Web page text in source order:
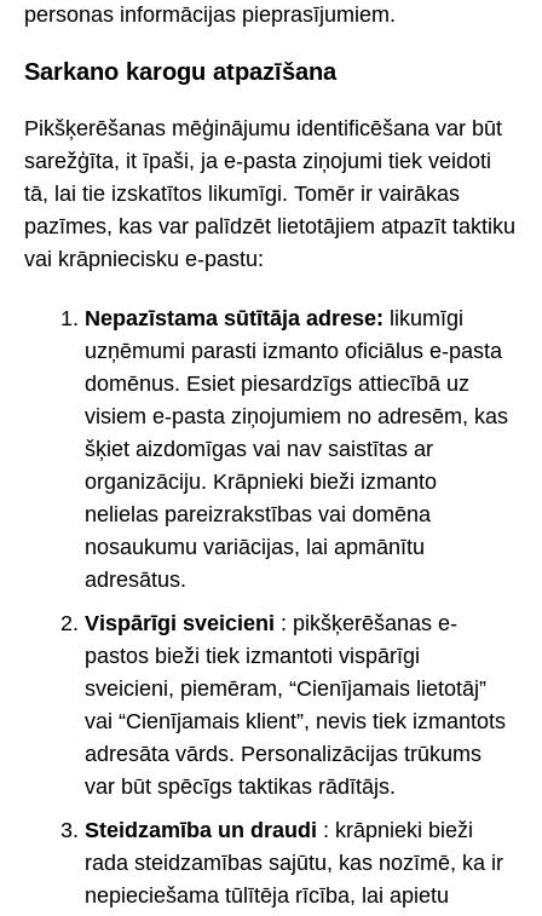
personas informācijas pieprasījumiem.
Sarkano karogu atpazīšana
Pikšķerēšanas mēģinājumu identificēšana var būt
sarežģīta, it īpaši, ja e-pasta ziņojumi tiek veidoti
tā, lai tie izskatītos likumīgi. Tomēr ir vairākas
pazīmes, kas var palīdzēt lietotājiem atpazīt taktiku
vai krāpniecisku e-pastu:
Nepazīstama sūtītāja adrese: likumīgi
uzņēmumi parasti izmanto oficiālus e-pasta
domēnus. Esiet piesardzīgs attiecībā uz
visiem e-pasta ziņojumiem no adresēm, kas
šķiet aizdomīgas vai nav saistītas ar
organizāciju. Krāpnieki bieži izmanto
nelielas pareizrakstības vai domēna
nosaukumu variācijas, lai apmānītu
adresātus.
Vispārīgi sveicieni : pikšķerēšanas e-
pastos bieži tiek izmantoti vispārīgi
sveicieni, piemēram, “Cienījamais lietotāj”
vai “Cienījamais klient”, nevis tiek izmantots
adresāta vārds. Personalizācijas trūkums
var būt spēcīgs taktikas rādītājs.
Steidzamība un draudi : krāpnieki bieži
rada steidzamības sajūtu, kas nozīmē, ka ir
nepieciešama tūlītēja rīcība, lai apietu